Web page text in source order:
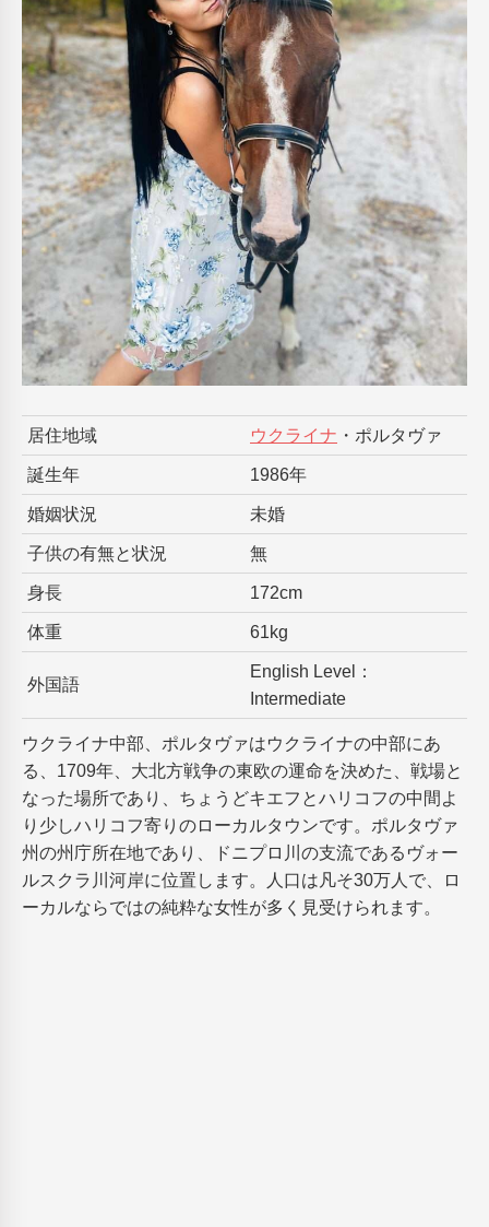
居住地域 ウクライナ ・ポルタヴァ
誕生年 1986年
婚姻状況 未婚
子供の有無と状況 無
身長 172cm
体重 61kg
外国語
English Level：
Intermediate
ウクライナ中部、ポルタヴァはウクライナの中部にあ
る、1709年、大北方戦争の東欧の運命を決めた、戦場と
なった場所であり、ちょうどキエフとハリコフの中間よ
り少しハリコフ寄りのローカルタウンです。ポルタヴァ
州の州庁所在地であり、ドニプロ川の支流であるヴォー
ルスクラ川河岸に位置します。人口は凡そ30万人で、ロ
ーカルならではの純粋な女性が多く見受けられます。